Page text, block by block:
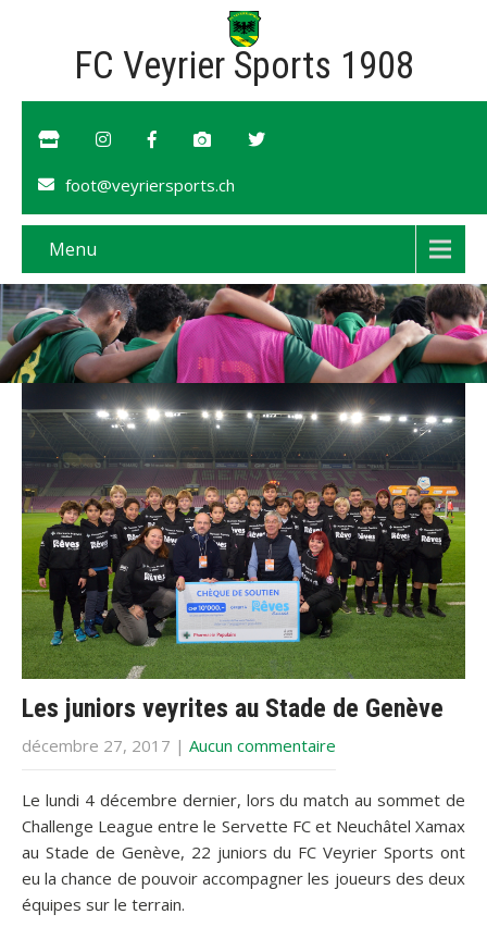
FC Veyrier Sports 1908
foot@veyriersports.ch
Menu
Les juniors veyrites au Stade de Genève
décembre 27, 2017 | Aucun commentaire
Le lundi 4 décembre dernier, lors du match au sommet de
Challenge League entre le Servette FC et Neuchâtel Xamax
au Stade de Genève, 22 juniors du FC Veyrier Sports ont
eu la chance de pouvoir accompagner les joueurs des deux
équipes sur le terrain.